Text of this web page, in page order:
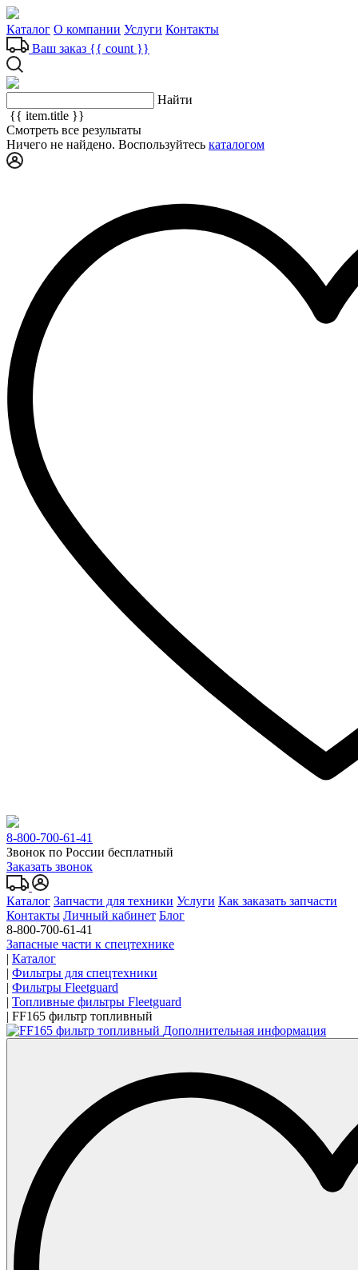
Каталог О компании Услуги Контакты
Ваш заказ {{ count }}
Найти
{{ item.title }}
Смотреть все результаты
Ничего не найдено. Воспользуйтесь каталогом
8-800-700-61-41
Звонок по России бесплатный
Заказать звонок
Каталог Запчасти для техники Услуги Как заказать запчасти
Контакты Личный кабинет Блог
8-800-700-61-41
Запасные части к спецтехнике
| Каталог
| Фильтры для спецтехники
| Фильтры Fleetguard
| Топливные фильтры Fleetguard
| FF165 фильтр топливный
Дополнительная информация